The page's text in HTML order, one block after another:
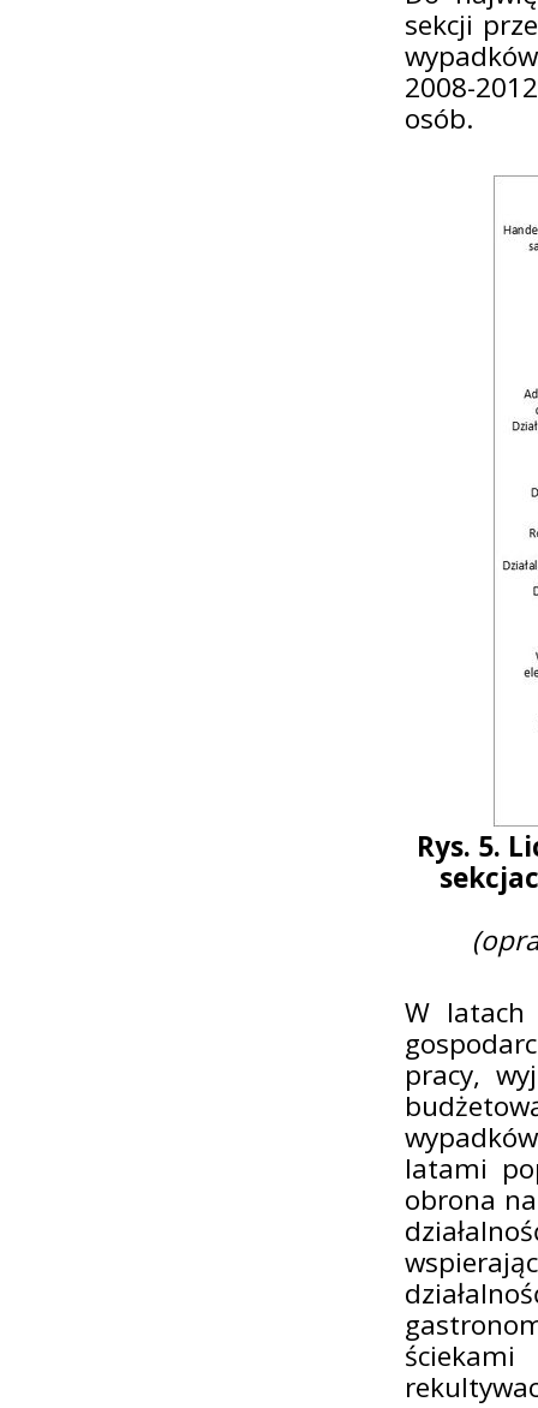
sekcji
2008-
osób.
Rys. 5.
W latach
pracy,
latami
obrona